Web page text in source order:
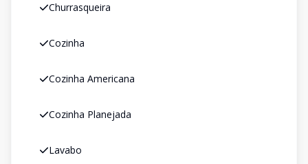
Churrasqueira
Cozinha
Cozinha Americana
Cozinha Planejada
Lavabo